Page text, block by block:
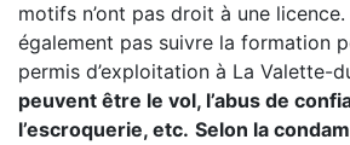
motifs n’ont pas droit à une
également pas suivre la formation
permis d’exploitation à La Valette-
peuvent être le vol, l’abus de
l’escroquerie, etc. Selon la